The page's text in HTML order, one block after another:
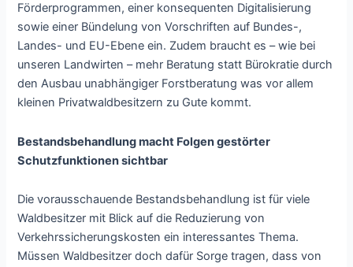
Förderprogrammen, einer konsequenten Digitalisierung
sowie einer Bündelung von Vorschriften auf Bundes-,
Landes- und EU-Ebene ein. Zudem braucht es – wie bei
unseren Landwirten – mehr Beratung statt Bürokratie durch
den Ausbau unabhängiger Forstberatung was vor allem
kleinen Privatwaldbesitzern zu Gute kommt.
Bestandsbehandlung macht Folgen gestörter
Schutzfunktionen sichtbar
Die vorausschauende Bestandsbehandlung ist für viele
Waldbesitzer mit Blick auf die Reduzierung von
Verkehrssicherungskosten ein interessantes Thema.
Müssen Waldbesitzer doch dafür Sorge tragen, dass von